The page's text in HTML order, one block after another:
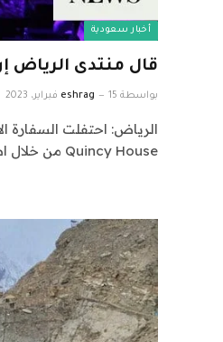
أخبار سعودية
قال منتدى الرياض
بواسطة eshrag 15 فبراير، 2023
الرياض: احتفلت السفارة
Quincy House من خلال اصطحاب الزوار في رحلة…